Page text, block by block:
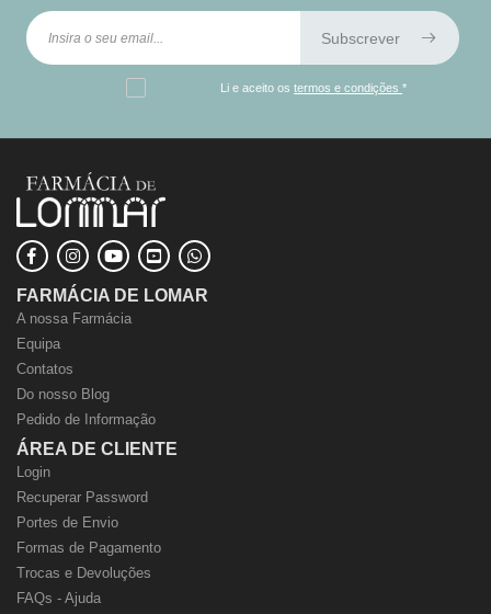
Subscrever
Li e aceito ostermos e condições*
FARMÁCIA DE LOMAR
A nossa Farmácia
Equipa
Contatos
Do nosso Blog
Pedido de Informação
ÁREA DE CLIENTE
Login
Recuperar Password
Portes de Envio
Formas de Pagamento
Trocas e Devoluções
FAQs - Ajuda